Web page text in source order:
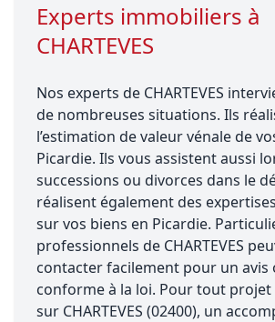
Experts immobiliers à
CHARTEVES
Nos experts de CHARTEVES
de nombreuses situations. Ils
l’estimation de valeur vénale de
Picardie. Ils vous assistent aussi
successions ou divorces dans le
réalisent également des
sur vos biens en Picardie.
professionnels de CHARTEVES
contacter facilement pour un avis
conforme à la loi. Pour tout
sur CHARTEVES (02400), un